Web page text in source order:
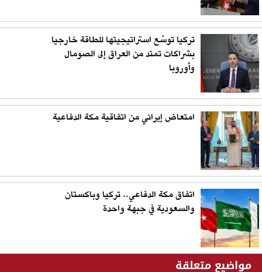
تركيا توسّع استراتيجيتها للطاقة خارجيا
بشراكات تمتد من العراق إلى الصومال
وأوروبا
امتعاض إيراني من اتفاقية مكة الدفاعية
اتفاق مكة الدفاعي.. تركيا وباكستان
والسعودية في جبهة واحدة
مواضيع متعلقة